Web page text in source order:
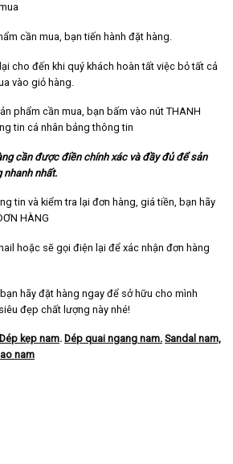
cần mua, bạn tiến hành đặt hàng.
cho đến khi quý khách hoàn tất việc bỏ tất cả
vào giỏ hàng.
phẩm cần mua, bạn bấm vào nút THANH
tin cá nhân bảng thông tin
cần được điền chính xác và đầy đủ để sản
nhanh nhất.
tin và kiểm tra lại đơn hàng, giá tiền, bạn hãy
HÀNG
hoặc sẽ gọi điện lại để xác nhận đơn hàng
hãy đặt hàng ngay để sở hữu cho mình
siêu đẹp chất lượng này nhé!
Dép kẹp nam. Dép quai ngang nam. Sandal nam,
nam